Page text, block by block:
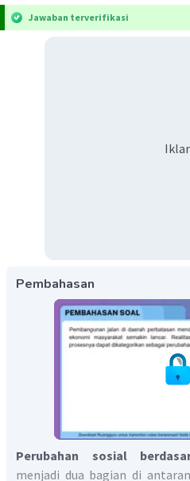
Jawaban terverifikasi
Pembahasan
Perubahan sosial
menjadi dua bagian di